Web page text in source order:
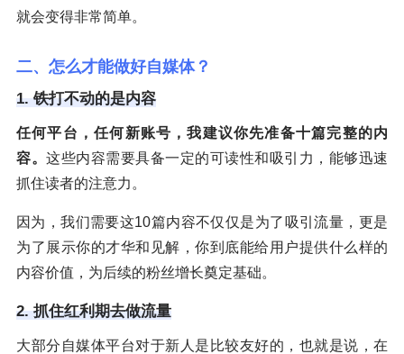
就会变得非常简单。
二、怎么才能做好自媒体？
1. 铁打不动的是内容
任何平台，任何新账号，我建议你先准备十篇完整的内
容。 这些内容需要具备一定的可读性和吸引力，能够迅速
抓住读者的注意力。
因为，我们需要这10篇内容不仅仅是为了吸引流量，更是
为了展示你的才华和见解，你到底能给用户提供什么样的
内容价值，为后续的粉丝增长奠定基础。
2. 抓住红利期去做流量
大部分自媒体平台对于新人是比较友好的，也就是说，在